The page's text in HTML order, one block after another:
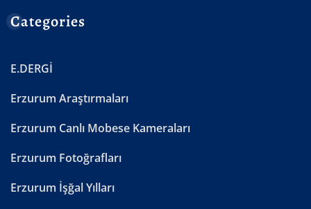
Categories
E.DERGİ
Erzurum Araştırmaları
Erzurum Canlı Mobese Kameraları
Erzurum Fotoğrafları
Erzurum İşğal Yılları